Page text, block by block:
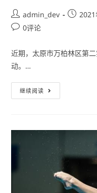
admin_dev 2021
0评论
近期，太原市万柏林区第
动。…
继续阅读